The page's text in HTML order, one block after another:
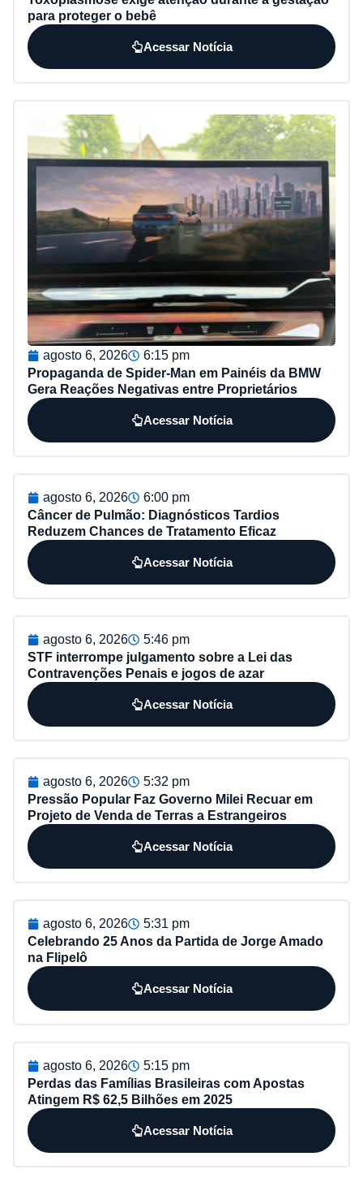
para proteger o bebê
Acessar Notícia
agosto 6, 2026
6:15 pm
Propaganda de Spider-Man em Painéis da BMW
Gera Reações Negativas entre Proprietários
Acessar Notícia
agosto 6, 2026
6:00 pm
Câncer de Pulmão: Diagnósticos Tardios
Reduzem Chances de Tratamento Eficaz
Acessar Notícia
agosto 6, 2026
5:46 pm
STF interrompe julgamento sobre a Lei das
Contravenções Penais e jogos de azar
Acessar Notícia
agosto 6, 2026
5:32 pm
Pressão Popular Faz Governo Milei Recuar em
Projeto de Venda de Terras a Estrangeiros
Acessar Notícia
agosto 6, 2026
5:31 pm
Celebrando 25 Anos da Partida de Jorge Amado
na Flipelô
Acessar Notícia
agosto 6, 2026
5:15 pm
Perdas das Famílias Brasileiras com Apostas
Atingem R$ 62,5 Bilhões em 2025
Acessar Notícia